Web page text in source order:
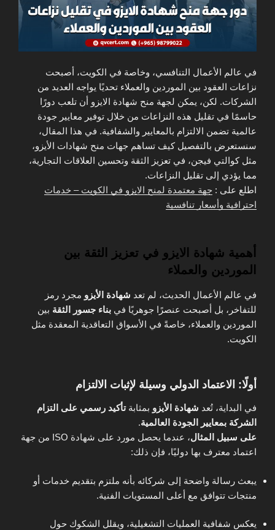
في عالم الأعمال التنافسي، وخاصة في الكويت، أصبحت
نزاعات العقود بين الموردين والعملاء تحديًا يواجه العديد من
الشركات. لكن، يمكن لجهة منح شهادة الايزو أن تلعب دورًا
حاسمًا في تقليل هذه النزاعات من خلال توفير معايير جودة
عالمية تضمن الالتزام بالمعايير والشفافية. في هذا المقال،
سنستعرض بالتفصيل كيف تساهم جهات منح شهادات الأيزو،
مثل كوالتي فيجن، في تعزيز الثقة وتحسين العلاقات التجارية،
مما يؤدي إلى تقليل النزاعات.
اطلع على : جهة معتمدة لمنح الايزو في الكويت – خدمات
احترافية وأسعار تنافسية
أهمية شهادة الايزو في تعزيز الثقة بين
الموردين والعملاء
في عالم الأعمال الحديث، لم تعد شهادة الأيزو مجرد رمز
للتفاخر، بل أصبحت عنصرًا جوهريًا في بناء جسور الثقة بين
الموردين والعملاء، خاصةً في الأسواق التعاقدية المعقدة مثل
الكويت.
أولًا: الاعتماد الدولي وسيلة لإثبات الالتزام
في البداية، تُعد شهادة الأيزو بمثابةتأكيد رسمي على التزام
الشركة بمعايير الجودة العالمية.
على سبيل المثال
، عندما يحصل مورد على شهادة ISO من جهة
اعتماد معترف بها دوليًا، فإن ذلك:
يبعث رسالة واضحة إلى شركائه بأنه ملتزم بتقديم خدمات أو
منتجات تتوافق مع أعلى المستويات الفنية.
يعكس شفافية العمليات التشغيلية، ويقلل الشكوك حول